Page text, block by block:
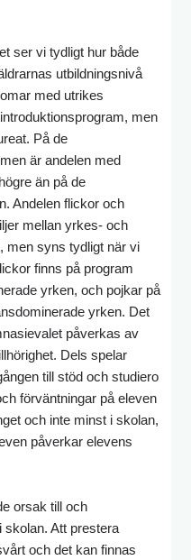
ser vi tydligt hur både
utbildningsnivå
med utrikes
men
På de
är andelen med
än på de
Andelen flickor och
mellan yrkes- och
men syns tydligt när vi
finns på program
yrken, och pojkar på
yrken. Det
påverkas av
Dels spelar
till stöd och studiero
förväntningar på eleven
och inte minst i skolan,
påverkar elevens
orsak till och
Att prestera
och det kan finnas